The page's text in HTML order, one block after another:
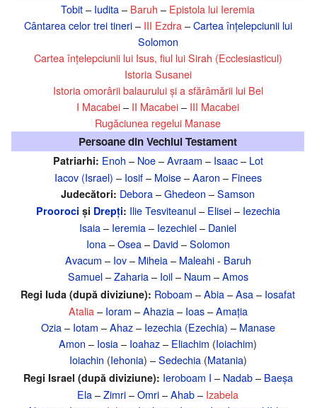
Tobit– Iudita– Baruh – Epistola lui Ieremia
Cântarea celor trei tineri– III Ezdra –Cartea înțelepciunii lui
Solomon
Cartea înțelepciunii lui Isus, fiul lui Sirah (Ecclesiasticul)
Istoria Susanei
Istoria omorârii balaurului și a sfărâmării lui Bel
I Macabei– II Macabei– III Macabei
Rugăciunea regelui Manase
Persoane din Vechiul Testament
Patriarhi: Enoh – Noe–Avraam – Isaac– Lot
Iacov (Israel) – Iosif– Moise–Aaron – Finees
Judecători: Debora–Ghedeon –Samson
Prooroci și Drepți: Ilie Tesviteanul– Elisei– Iezechia
Isaia– Ieremia– Iezechiel– Daniel
Iona–Osea– David–Solomon
Avacum – Iov– Miheia– Maleahi- Baruh
Samuel–Zaharia– Ioil– Naum –Amos
Regi Iuda (după diviziune): Roboam –Abia–Asa– Iosafat
Atalia – Ioram –Ahazia– Ioas–Amația
Ozia– Iotam –Ahaz– Iezechia (Ezechia) – Manase
Amon – Iosia– Ioahaz– Eliachim (Ioiachim)
Ioiachin (Iehonia) –Sedechia(Matania)
Regi Israel (după diviziune): Ieroboam I – Nadab– Baeșa
Ela–Zimri–Omri–Ahab– Izabela